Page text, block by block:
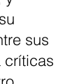
sus
críticas